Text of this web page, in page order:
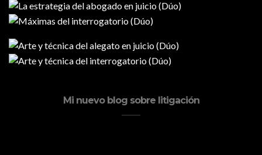
Mi nuevo blog sobre litigación